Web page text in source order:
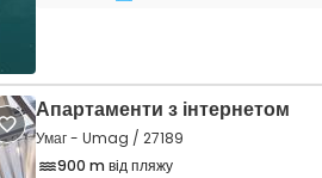
Апартаменти з інтернетом
Умаг - Umag / 27189
900 m від пляжу